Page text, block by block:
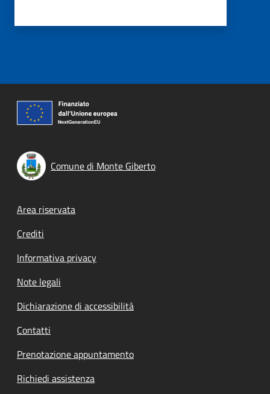
Comune di Monte Giberto
Footer menu
Area riservata
Crediti
Informativa privacy
Note legali
Dichiarazione di accessibilità
Contatti
Prenotazione appuntamento
Richiedi assistenza